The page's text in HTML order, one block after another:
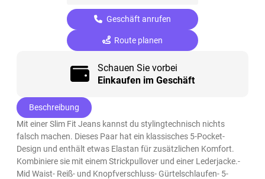
Geschäft anrufen
Route planen
Schauen Sie vorbei
Einkaufen im Geschäft
Beschreibung
Mit einer Slim Fit Jeans kannst du stylingtechnisch nichts
falsch machen. Dieses Paar hat ein klassisches 5-Pocket-
Design und enthält etwas Elastan für zusätzlichen Komfort.
Kombiniere sie mit einem Strickpullover und einer Lederjacke.-
Mid Waist- Reiß- und Knopfverschluss- Gürtelschlaufen- 5-